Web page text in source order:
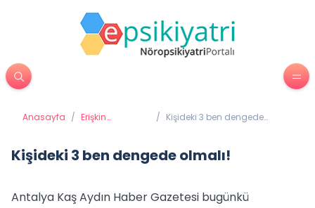
Anasayfa / Erişkin
/ Kişideki 3 ben dengede
Kişideki 3 ben dengede olmalı!
Antalya Kaş Aydın Haber Gazetesi bugünkü